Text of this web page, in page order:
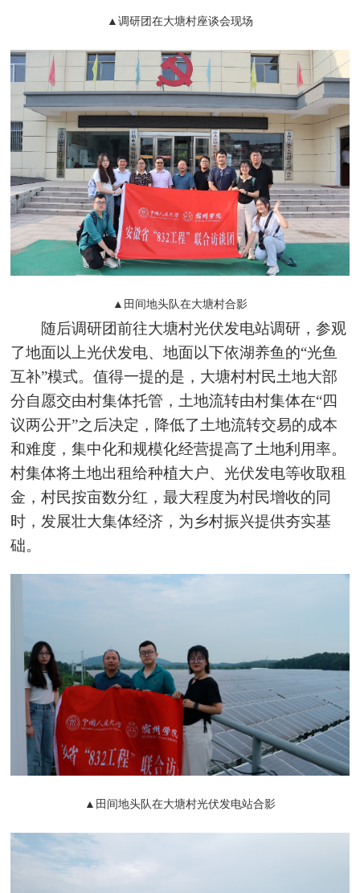
▲调研团在大塘村座谈会现场
▲田间地头队在大塘村合影
随后调研团前往大塘村光伏发电站调研，参观
了地面以上光伏发电、地面以下依湖养鱼的“光鱼
互补”模式。值得一提的是，大塘村村民土地大部
分自愿交由村集体托管，土地流转由村集体在“四
议两公开”之后决定，降低了土地流转交易的成本
和难度，集中化和规模化经营提高了土地利用率。
村集体将土地出租给种植大户、光伏发电等收取租
金，村民按亩数分红，最大程度为村民增收的同
时，发展壮大集体经济，为乡村振兴提供夯实基
础。
▲田间地头队在大塘村光伏发电站合影